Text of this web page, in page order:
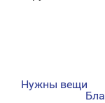
Нужны вещи